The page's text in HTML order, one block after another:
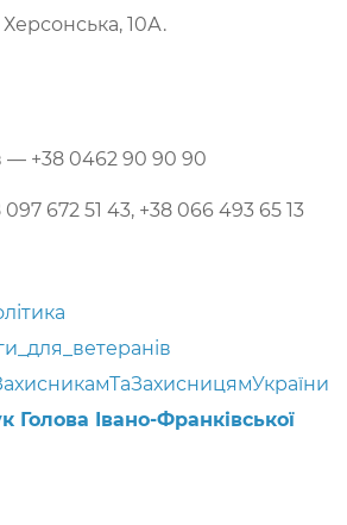
10А.
— +38 0462 90 90 90
672 51 43, +38 066 493 65 13
Голова Івано-Франківської